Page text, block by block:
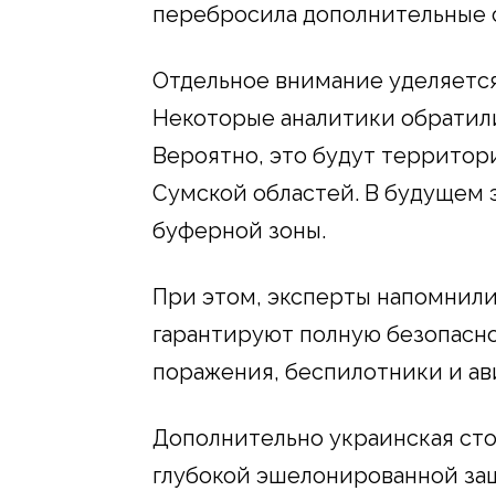
перебросила дополнительные
Отдельное внимание
Некоторые аналитики
Вероятно, это будут
Сумской областей. В будущем
буферной зоны.
При этом, эксперты
гарантируют полную
поражения, беспилотники и
Дополнительно украинская
глубокой эшелонированной